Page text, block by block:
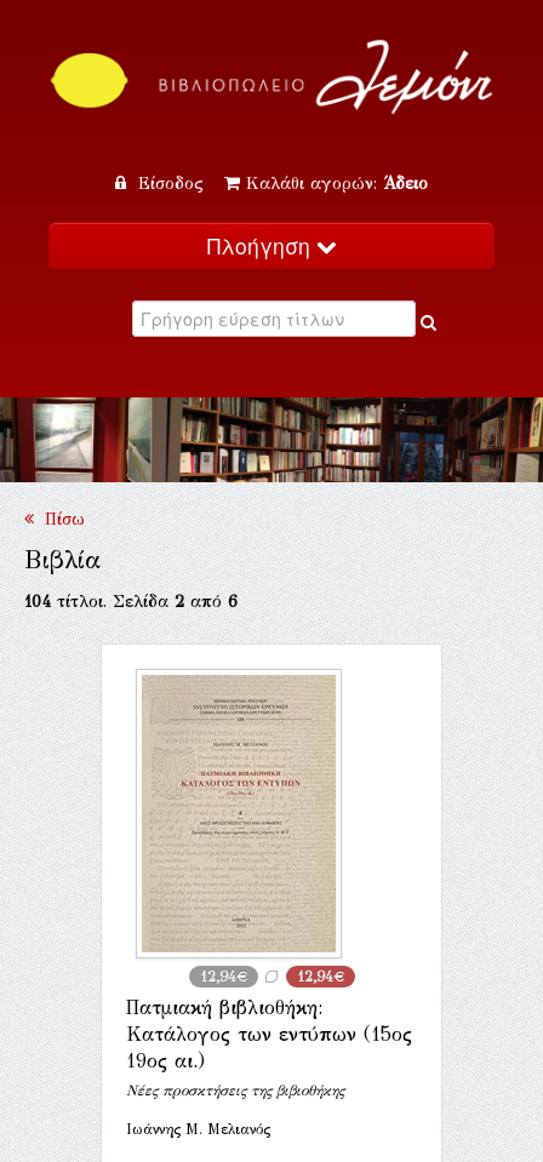
Είσοδος Καλάθι αγορών: Άδειο
Πλοήγηση
Κατάλογος
Εκδηλώσεις
Επικοινωνία
Πίσω
Βιβλία
104τίτλοι. Σελίδα2από6
12,94€ 12,94€
Πατμιακή βιβλιοθήκη:
Κατάλογος των εντύπων (15ος
19ος αι.)
Νέες προσκτήσεις της βιβιοθήκης
Ιωάννης Μ. Μελιανός